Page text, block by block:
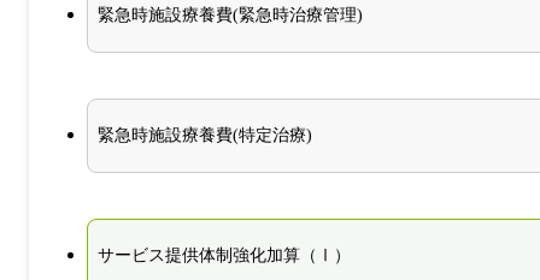
緊急時施設療養費(緊急時治療管理)
緊急時施設療養費(特定治療)
サービス提供体制強化加算（Ⅰ）